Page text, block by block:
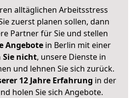
alltäglichen Arbeitsstress
zuerst planen sollen, dann
Partner für Sie und stellen
Angebote in Berlin mit einer
Sie nicht, unsere Dienste in
und lehnen Sie sich zurück.
12 Jahre Erfahrung in der
holen Sie sich Angebote.